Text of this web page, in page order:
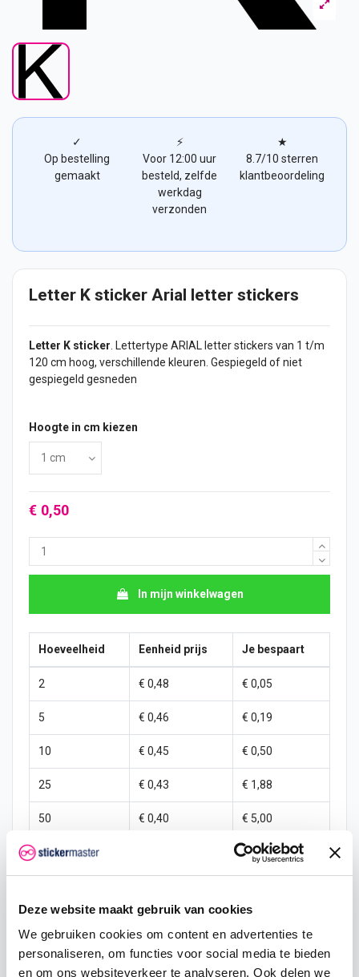
Deze website maakt gebruik van cookies
We gebruiken cookies om content en advertenties te
personaliseren, om functies voor social media te bieden
en om ons websiteverkeer te analyseren. Ook delen we
✓
Op bestelling
gemaakt
⚡
Voor 12:00 uur
besteld, zelfde
werkdag
verzonden
★
8.7/10 sterren
klantbeoordeling
Letter K sticker Arial letter stickers
Letter K sticker . Lettertype ARIAL letterstickers van 1 t/m
120 cm hoog, verschillende kleuren. Gespiegeld of niet
gespiegeld gesneden
Hoogte in cm kiezen
€ 0,50
In mijn winkelwagen
Hoeveelheid Eenheid prijs Je bespaart
2 € 0,48 € 0,05
5 € 0,46 € 0,19
10 € 0,45 € 0,50
25 € 0,43 € 1,88
50 € 0,40 € 5,00
100 € 12,50
€ 0,30
1000 € 0,25 € 250,00